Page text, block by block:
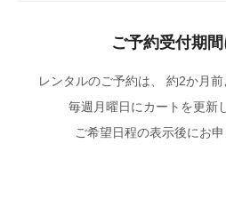
ご予約受付期
レンタルのご予約は、 約2か月前
毎週月曜日にカートを更新
ご希望日程の表示後にお申